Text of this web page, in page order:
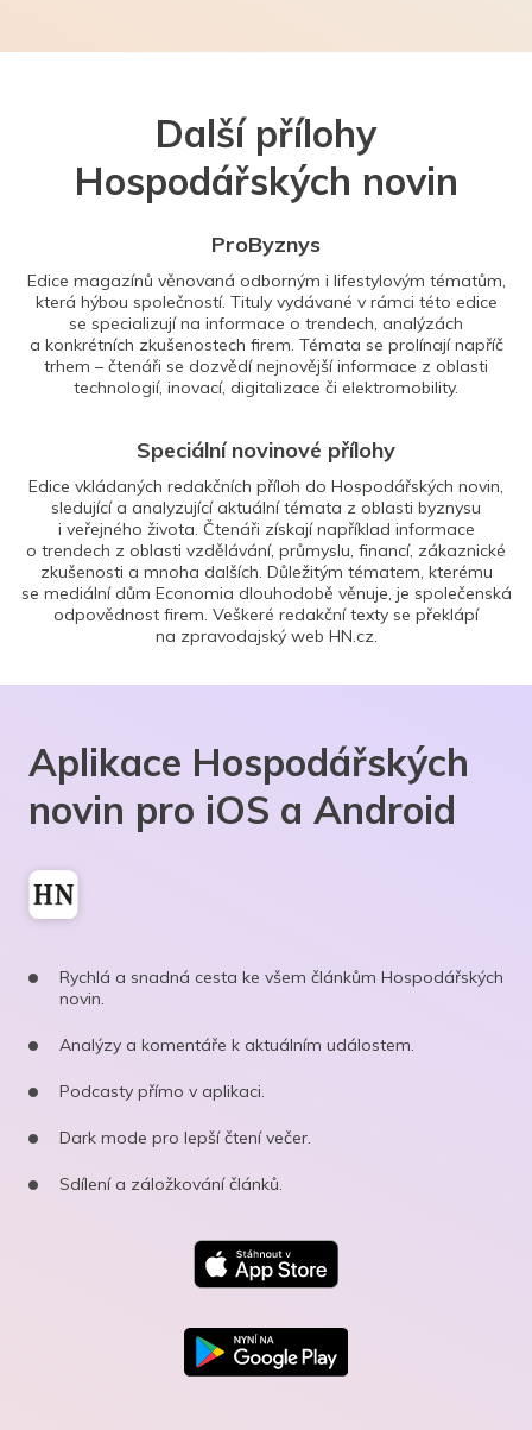
Další přílohy
Hospodářských novin
ProByznys
Edice magazínů věnovaná odborným i lifestylovým tématům,
která hýbou společností. Tituly vydávané v rámci této edice
se specializují na informace o trendech, analýzách
a konkrétních zkušenostech firem. Témata se prolínají napříč
trhem – čtenáři se dozvědí nejnovější informace z oblasti
technologií, inovací, digitalizace či elektromobility.
Speciální novinové přílohy
Edice vkládaných redakčních příloh do Hospodářských novin,
sledující a analyzující aktuální témata z oblasti byznysu
i veřejného života. Čtenáři získají například informace
o trendech z oblasti vzdělávání, průmyslu, financí, zákaznické
zkušenosti a mnoha dalších. Důležitým tématem, kterému
se mediální dům Economia dlouhodobě věnuje, je společenská
odpovědnost firem. Veškeré redakční texty se překlápí
na zpravodajský web HN.cz.
Aplikace Hospodářských
novin pro iOS a Android
Rychlá a snadná cesta ke všem článkům Hospodářských
novin.
Analýzy a komentáře k aktuálním událostem.
Podcasty přímo v aplikaci.
Dark mode pro lepší čtení večer.
Sdílení a záložkování článků.